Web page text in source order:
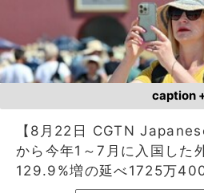
caption
【8月22日 CGTN
から今年1～7月に入国した
129.9%増の延べ1725万